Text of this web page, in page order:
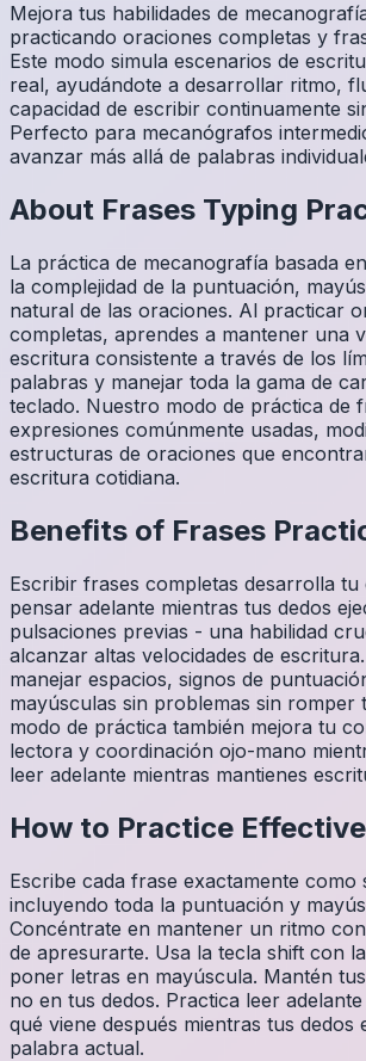
Mejora tus habilidades de
practicando oraciones completas y
Este modo simula escenarios de
real, ayudándote a desarrollar ritmo,
capacidad de escribir continuamente
Perfecto para mecanógrafos
avanzar más allá de palabras
About Frases Typing
La práctica de mecanografía basada
la complejidad de la puntuación,
natural de las oraciones. Al practicar
completas, aprendes a mantener una
escritura consistente a través de los
palabras y manejar toda la gama de
teclado. Nuestro modo de práctica de
expresiones comúnmente usadas,
estructuras de oraciones que
escritura cotidiana.
Benefits of Frases
Escribir frases completas desarrolla tu
pensar adelante mientras tus dedos
pulsaciones previas - una habilidad
alcanzar altas velocidades de
manejar espacios, signos de
mayúsculas sin problemas sin romper
modo de práctica también mejora tu
lectora y coordinación ojo-mano
leer adelante mientras mantienes
How to Practice
Escribe cada frase exactamente como
incluyendo toda la puntuación y
Concéntrate en mantener un ritmo
de apresurarte. Usa la tecla shift con
poner letras en mayúscula. Mantén
no en tus dedos. Practica leer
qué viene después mientras tus dedos
palabra actual.